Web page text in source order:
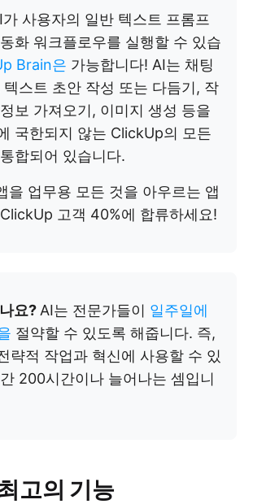
사용자의 일반 텍스트 프롬프
화 워크플로우를 실행할 수 있습
Brain은 가능합니다! AI는 채팅
스트 초안 작성 또는 다듬기, 작
보 가져오기, 이미지 생성 등을
국한되지 않는 ClickUp의 모든
합되어 있습니다.
을 업무용 모든 것을 아우르는 앱
고객 40%에 합류하세요!
요? AI는 전문가들이 일주일에
절약할 수 있도록 해줍니다. 즉,
략적 작업과 혁신에 사용할 수 있
200시간이나 늘어나는 셈입니
고의 기능